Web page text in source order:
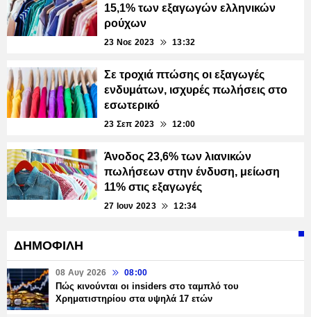
15,1% των εξαγωγών ελληνικών
ρούχων
23 Νοε 2023 13:32
Σε τροχιά πτώσης οι εξαγωγές
ενδυμάτων, ισχυρές πωλήσεις στο
εσωτερικό
23 Σεπ 2023 12:00
Άνοδος 23,6% των λιανικών
πωλήσεων στην ένδυση, μείωση
11% στις εξαγωγές
27 Ιουν 2023 12:34
ΔΗΜΟΦΙΛΗ
08 Αυγ 2026 08:00
Πώς κινούνται οι insiders στο ταμπλό του
Χρηματιστηρίου στα υψηλά 17 ετών